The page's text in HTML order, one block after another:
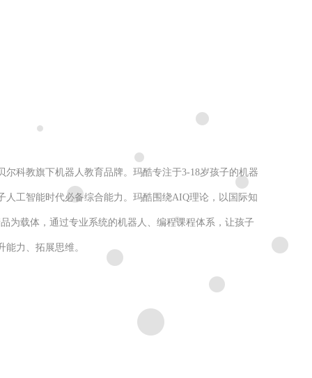
尔科教旗下机器人教育品牌。玛酷专注于3-18岁孩子的机器
人工智能时代必备综合能力。玛酷围绕AIQ理论，以国际知
为载体，通过专业系统的机器人、编程课程体系，让孩子
力、拓展思维。